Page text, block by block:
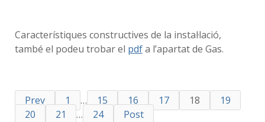
Característiques constructives de la instal·lació,
també el podeu trobar el pdfa l’apartat de Gas.
Prev 1 … 15 16 17 18
19
20
21 … 24 Post